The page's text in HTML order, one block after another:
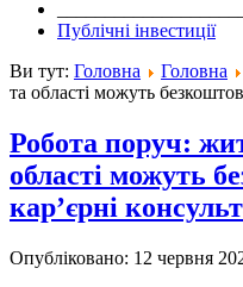
Публічні інвестиції
Ви тут: Головна Головна
та області можуть
Робота поруч:
області можуть
карʼєрні
Опубліковано: 12 червня